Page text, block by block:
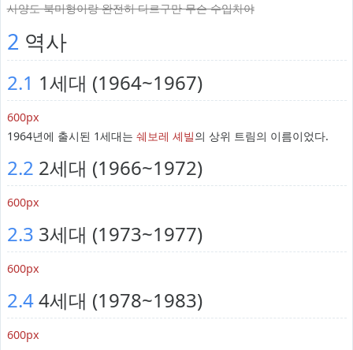
사양도 북미형이랑 완전히 다르구만 무슨 수입차야
2 역사
2.1 1세대 (1964~1967)
600px
1964년에 출시된 1세대는 쉐보레 셰빌의 상위 트림의 이름이었다.
2.2 2세대 (1966~1972)
600px
2.3 3세대 (1973~1977)
600px
2.44세대 (1978~1983)
600px